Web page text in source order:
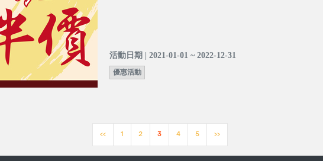
活動日期 | 2021-01-01 ~ 2022-12-31
優惠活動
<< 1 2 3 4 5 >>